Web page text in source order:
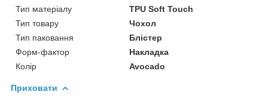
Тип матеріалу
TPU Soft Touch
Тип товару
Чохол
Тип паковання
Блістер
Форм-фактор
Накладка
Колір
Avocado
Приховати